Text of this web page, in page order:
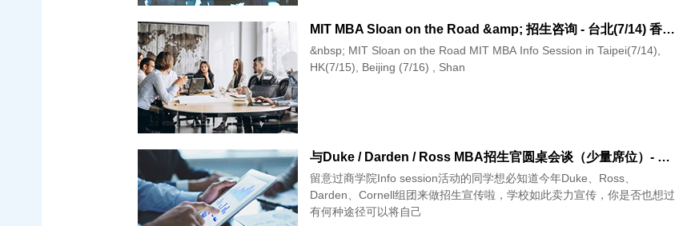
MIT MBA Sloan on the Road &amp; 招生咨询 - 台北(7/14) 香港(7/15) 北京(7/16) 上海(7/18)
&nbsp; MIT Sloan on the Road MIT MBA Info Session in Taipei(7/14),
HK(7/15), Beijing (7/16) , Shan
与Duke / Darden / Ross MBA招生官圆桌会谈（少量席位）- 北京 上海
留意过商学院Info session活动的同学想必知道今年Duke、Ross、
Darden、Cornell组团来做招生宣传啦，学校如此卖力宣传，你是否也想过
有何种途径可以将自己